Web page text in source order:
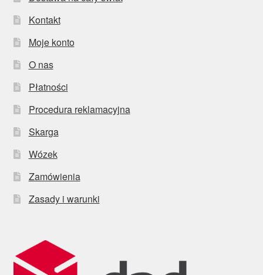
Kontakt
Moje konto
O nas
Płatności
Procedura reklamacyjna
Skarga
Wózek
Zamówienia
Zasady i warunki